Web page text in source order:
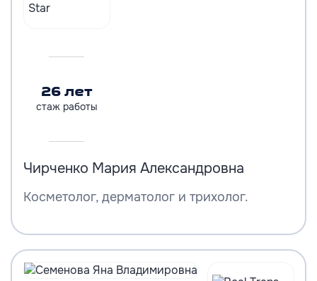
26 лет
стаж работы
Чирченко Мария Александровна
Косметолог, дерматолог и трихолог.